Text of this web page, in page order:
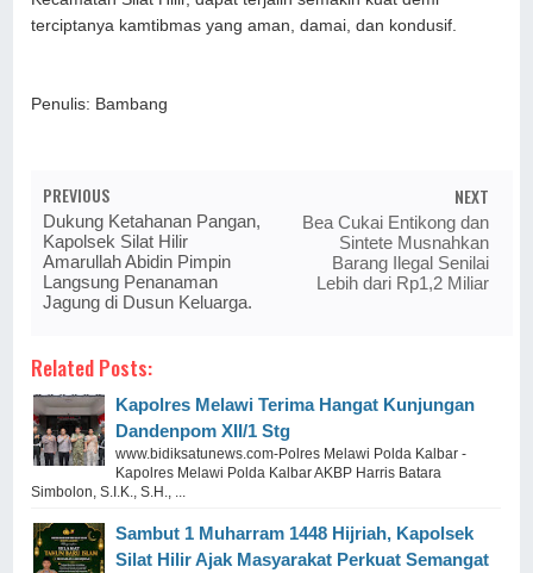
terciptanya kamtibmas yang aman, damai, dan kondusif.
Penulis: Bambang
PREVIOUS
Dukung Ketahanan Pangan,
Kapolsek Silat Hilir
Amarullah Abidin Pimpin
Langsung Penanaman
Jagung di Dusun Keluarga.
NEXT
Bea Cukai Entikong dan
Sintete Musnahkan
Barang Ilegal Senilai
Lebih dari Rp1,2 Miliar
Related Posts:
Kapolres Melawi Terima Hangat Kunjungan
Dandenpom XII/1 Stg
www.bidiksatunews.com-Polres Melawi Polda Kalbar -
Kapolres Melawi Polda Kalbar AKBP Harris Batara
Simbolon, S.I.K., S.H., ...
Sambut 1 Muharram 1448 Hijriah, Kapolsek
Silat Hilir Ajak Masyarakat Perkuat Semangat